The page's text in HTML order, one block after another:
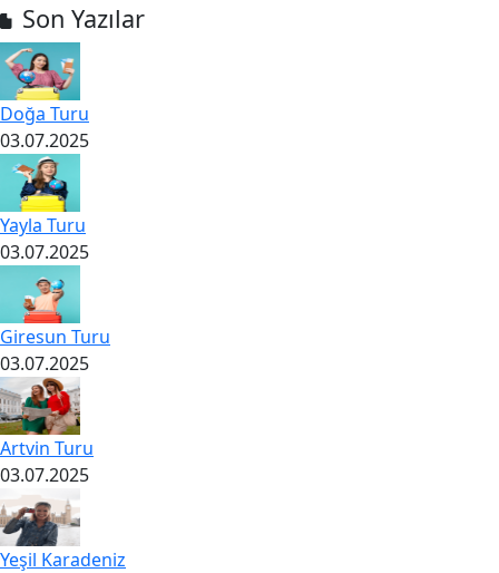
Son Yazılar
Doğa Turu
03.07.2025
Yayla Turu
03.07.2025
Giresun Turu
03.07.2025
Artvin Turu
03.07.2025
Yeşil Karadeniz